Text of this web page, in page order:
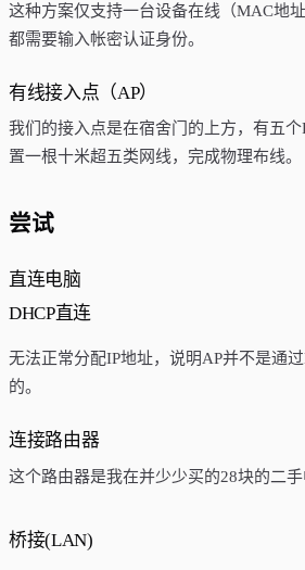
这种方案仅支持一台设备在线（MAC地
都需要输入帐密认证身份。
有线接入点（AP）
我们的接入点是在宿舍门的上方，有五
置一根十米超五类网线，完成物理布线。
尝试
直连电脑
DHCP直连
无法正常分配IP地址，说明AP并不是通过
的。
连接路由器
这个路由器是我在并少少买的28块的二手
桥接(LAN)